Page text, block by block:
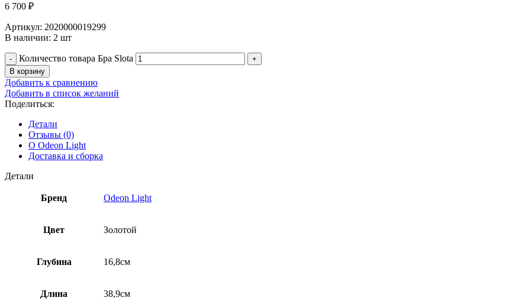
6 700 ₽
Артикул: 2020000019299
В наличии: 2 шт
Количество товара Бра Slota
В корзину
Добавить к сравнению
Добавить в список желаний
Поделиться:
Детали
Отзывы (0)
О Odeon Light
Доставка и сборка
Детали
Бренд Odeon Light
Цвет Золотой
Глубина 16,8см
Длина 38,9см